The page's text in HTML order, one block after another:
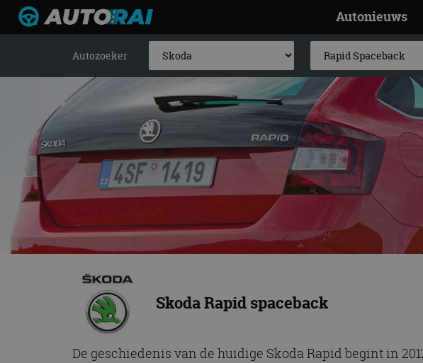
Autonieuws
Autozoeker
Skoda Rapid spaceback
De geschiedenis van de huidige Skoda Rapid begint in